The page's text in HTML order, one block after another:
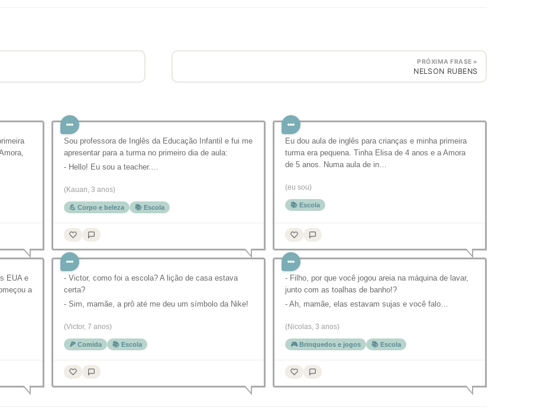
PRÓXIMA FRASE »
NELSON RUBENS
Sou professora de Inglês da Educação Infantil e fui me
apresentar para a turma no primeiro dia de aula:
- Hello! Eu sou a teacher.…
(Kauan, 3 anos)
💪 Corpo e beleza 📚 Escola
Eu dou aula de inglês para crianças e minha primeira
turma era pequena. Tinha Elisa de 4 anos e a Amora
de 5 anos. Numa aula de in…
(eu sou)
📚 Escola
EUA e
a
- Victor, como foi a escola? A lição de casa estava
certa?
- Sim, mamãe, a prô até me deu um símbolo da Nike!
(Victor, 7 anos)
🍕 Comida 📚 Escola
- Filho, por que você jogou areia na máquina de lavar,
junto com as toalhas de banho!?
- Ah, mamãe, elas estavam sujas e você falo…
(Nicolas, 3 anos)
🎮 Brinquedos e jogos 📚 Escola